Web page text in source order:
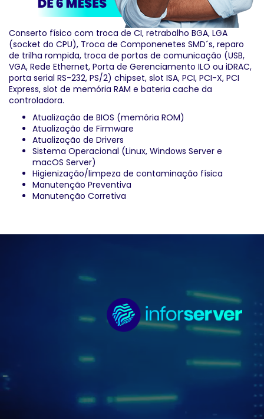
Conserto físico com troca de CI, retrabalho BGA, LGA
(socket do CPU), Troca de Componenetes SMD´s, reparo
de trilha rompida, troca de portas de comunicação (USB,
VGA, Rede Ethernet, Porta de Gerenciamento ILO ou iDRAC,
porta serial RS-232, PS/2) chipset, slot ISA, PCI, PCI-X, PCI
Express, slot de memória RAM e bateria cache da
controladora.
Atualização de BIOS (memória ROM)
Atualização de Firmware
Atualização de Drivers
Sistema Operacional (Linux, Windows Server e
macOS Server)
Higienização/limpeza de contaminação física
Manutenção Preventiva
Manutenção Corretiva